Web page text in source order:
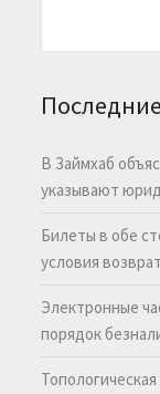
В Займхаб
указывают
Билеты в обе
условия
Электронные
порядок